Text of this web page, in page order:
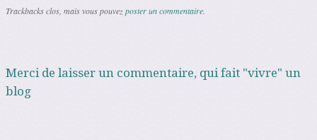
Trackbacks clos, mais vous pouvezposter un commentaire
Merci de laisser un commentaire, qui fait "vivre" un
blog